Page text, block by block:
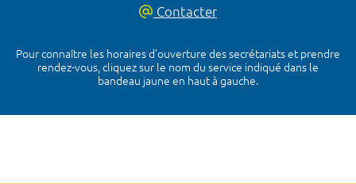
Contacter
Pour connaître les horaires d’ouverture des secrétariats et prendre
rendez-vous, cliquez sur le nom du service indiqué dans le
bandeau jaune en haut à gauche.